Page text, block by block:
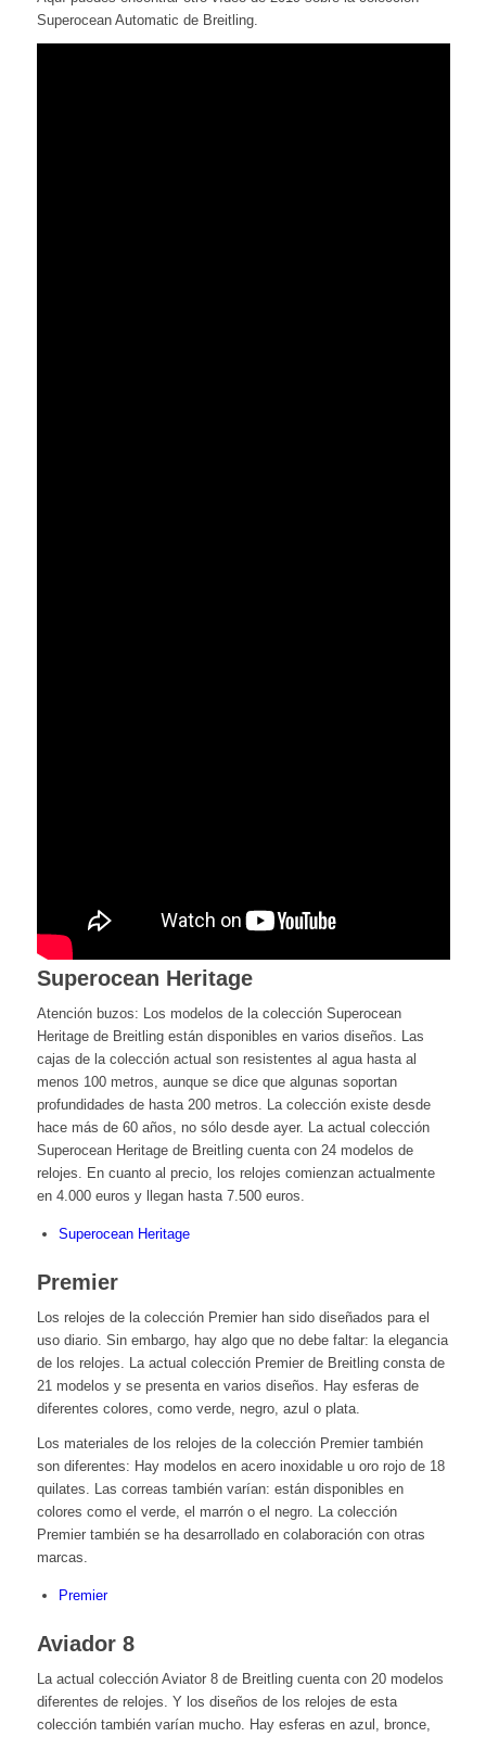
Superocean Automatic de Breitling.
Superocean Heritage
Atención buzos: Los modelos de la colección Superocean
Heritage de Breitling están disponibles en varios diseños. Las
cajas de la colección actual son resistentes al agua hasta al
menos 100 metros, aunque se dice que algunas soportan
profundidades de hasta 200 metros. La colección existe desde
hace más de 60 años, no sólo desde ayer. La actual colección
Superocean Heritage de Breitling cuenta con 24 modelos de
relojes. En cuanto al precio, los relojes comienzan actualmente
en 4.000 euros y llegan hasta 7.500 euros.
Superocean Heritage
Premier
Los relojes de la colección Premier han sido diseñados para el
uso diario. Sin embargo, hay algo que no debe faltar: la elegancia
de los relojes. La actual colección Premier de Breitling consta de
21 modelos y se presenta en varios diseños. Hay esferas de
diferentes colores, como verde, negro, azul o plata.
Los materiales de los relojes de la colección Premier también
son diferentes: Hay modelos en acero inoxidable u oro rojo de 18
quilates. Las correas también varían: están disponibles en
colores como el verde, el marrón o el negro. La colección
Premier también se ha desarrollado en colaboración con otras
marcas.
Premier
Aviador 8
La actual colección Aviator 8 de Breitling cuenta con 20 modelos
diferentes de relojes. Y los diseños de los relojes de esta
colección también varían mucho. Hay esferas en azul, bronce,